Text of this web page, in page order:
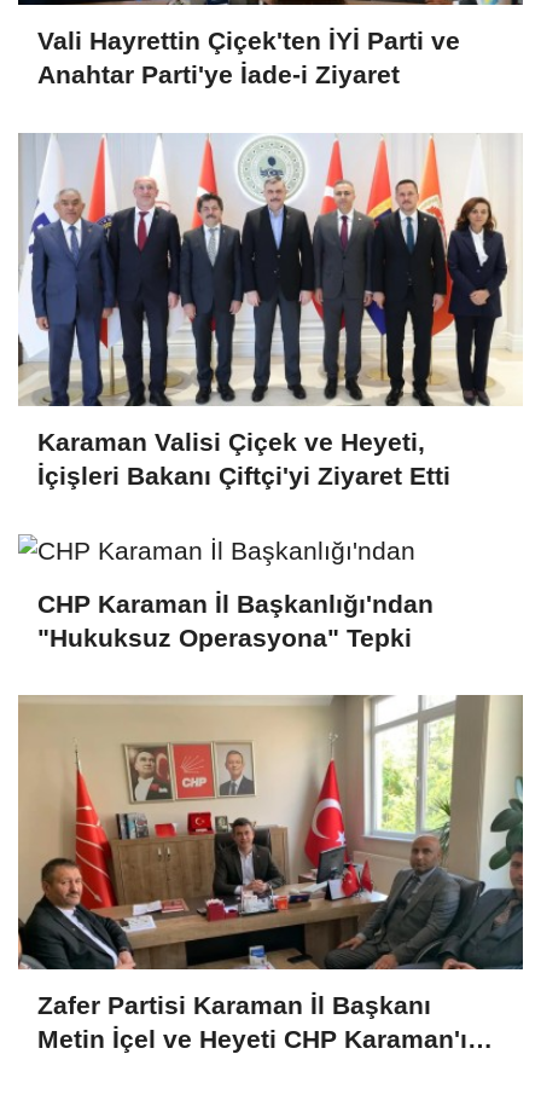
Vali Hayrettin Çiçek'ten İYİ Parti ve
Anahtar Parti'ye İade-i Ziyaret
Karaman Valisi Çiçek ve Heyeti,
İçişleri Bakanı Çiftçi'yi Ziyaret Etti
CHP Karaman İl Başkanlığı'ndan
"Hukuksuz Operasyona" Tepki
Zafer Partisi Karaman İl Başkanı
Metin İçel ve Heyeti CHP Karaman'ı